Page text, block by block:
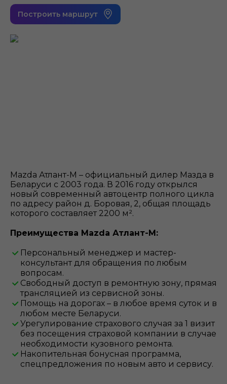
Построить маршрут
Mazda Атлант-М – официальный дилер Мазда в
Беларуси с 2003 года. В 2016 году открылся
новый современный автоцентр полного цикла
по адресу район д. Боровая, 2, общая площадь
которого составляет 2200 м².
Преимущества Mazda Атлант-М:
Персональный менеджер и мастер-
консультант для обращения по любым
вопросам.
Свободный доступ в ремонтную зону, прямая
трансляцией из сервисной зоны.
Помощь на дорогах – в любое время суток и в
любом месте Беларуси.
Урегулирование страхового случая за 1 визит
без посещения страховой компании в случае
необходимости кузовного ремонта.
Накопительная бонусная программа,
спецпредложения по новым авто и сервису.